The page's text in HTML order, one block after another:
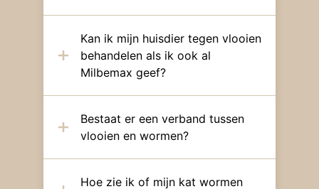
Kan ik mijn huisdier tegen vlooien
behandelen als ik ook al
Milbemax geef?
Bestaat er een verband tussen
vlooien en wormen?
Hoe zie ik of mijn kat wormen